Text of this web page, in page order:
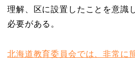
理解、区に設置したことを意識
必要がある。
北海道教育委員会では、非常に